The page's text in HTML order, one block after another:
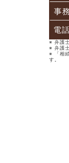
事
電
※ 弁護
※ 弁護
※ 「相
す。